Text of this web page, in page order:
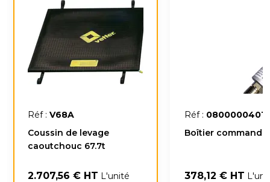
Réf : V68A
Coussin de levage
caoutchouc 67.7t
2.707,56 € HT L'unité
Réf : 0800000401
Boîtier commande
378,12 € HT